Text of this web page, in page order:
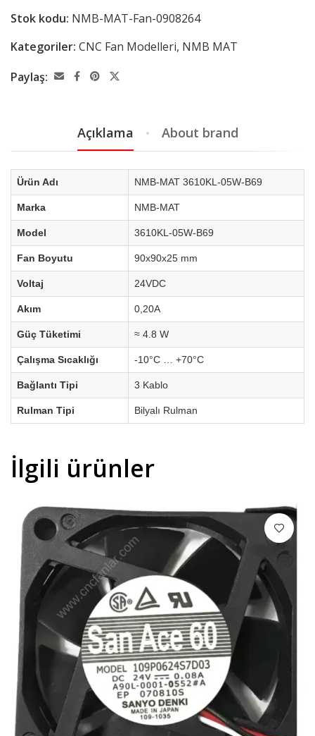
Stok kodu: NMB-MAT-Fan-0908264
Kategoriler: CNC Fan Modelleri, NMB MAT
Paylaş:
Açıklama About brand
Ürün Adı NMB-MAT 3610KL-05W-B69
Marka NMB-MAT
Model 3610KL-05W-B69
Fan Boyutu 90x90x25 mm
Voltaj 24VDC
Akım 0,20A
Güç Tüketimi ≈ 4.8 W
Çalışma Sıcaklığı -10°C … +70°C
Bağlantı Tipi 3 Kablo
Rulman Tipi Bilyalı Rulman
İlgili ürünler